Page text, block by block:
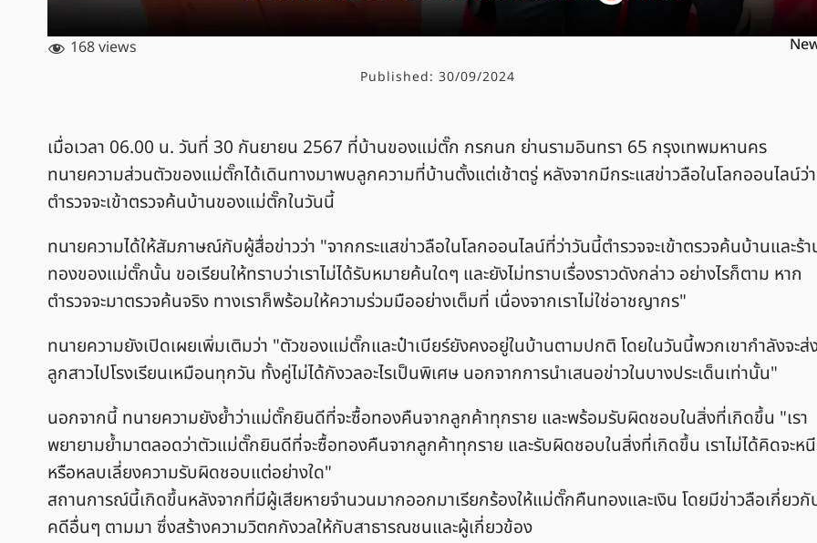
168 views
Published: 30/09/2024
เมื่อเวลา 06.00 น. วันที่ 30 กันยายน 2567 ที่บ้านของแม่ตั๊ก กรกนก ย่านรามอินทรา 65 กรุงเทพมหานคร
ทนายความส่วนตัวของแม่ตั๊กได้เดินทางมาพบลูกความที่บ้านตั้งแต่เช้าตรู่ หลังจากมีกระแสข่าวลือในโลกออนไลน์ว่า
ตำรวจจะเข้าตรวจค้นบ้านของแม่ตั๊กในวันนี้
ทนายความได้ให้สัมภาษณ์กับผู้สื่อข่าวว่า "จากกระแสข่าวลือในโลกออนไลน์ที่ว่าวันนี้ตำรวจจะเข้าตรวจค้นบ้านและร้
ทองของแม่ตั๊กนั้น ขอเรียนให้ทราบว่าเราไม่ได้รับหมายค้นใดๆ และยังไม่ทราบเรื่องราวดังกล่าว อย่างไรก็ตาม หาก
ตำรวจจะมาตรวจค้นจริง ทางเราก็พร้อมให้ความร่วมมืออย่างเต็มที่ เนื่องจากเราไม่ใช่อาชญากร"
ทนายความยังเปิดเผยเพิ่มเติมว่า "ตัวของแม่ตั๊กและป๋าเบียร์ยังคงอยู่ในบ้านตามปกติ โดยในวันนี้พวกเขากำลังจะส่
ลูกสาวไปโรงเรียนเหมือนทุกวัน ทั้งคู่ไม่ได้กังวลอะไรเป็นพิเศษ นอกจากการนำเสนอข่าวในบางประเด็นเท่านั้น"
นอกจากนี้ ทนายความยังย้ำว่าแม่ตั๊กยินดีที่จะซื้อทองคืนจากลูกค้าทุกราย และพร้อมรับผิดชอบในสิ่งที่เกิดขึ้น "เรา
พยายามย้ำมาตลอดว่าตัวแม่ตั๊กยินดีที่จะซื้อทองคืนจากลูกค้าทุกราย และรับผิดชอบในสิ่งที่เกิดขึ้น เราไม่ได้คิดจะหนี
หรือหลบเลี่ยงความรับผิดชอบแต่อย่างใด"
สถานการณ์นี้เกิดขึ้นหลังจากที่มีผู้เสียหายจำนวนมากออกมาเรียกร้องให้แม่ตั๊กคืนทองและเงิน โดยมีข่าวลือเกี่ยวกั
คดีอื่นๆ ตามมา ซึ่งสร้างความวิตกกังวลให้กับสาธารณชนและผู้เกี่ยวข้อง